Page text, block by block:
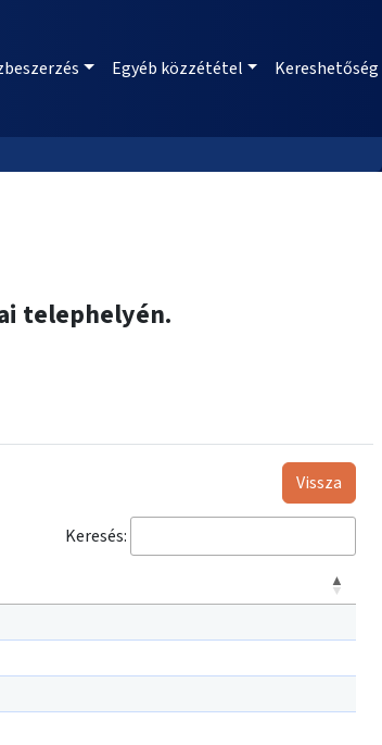
Egyéb közzététel Kereshetőség
telephelyén.
Vissza
Keresés: